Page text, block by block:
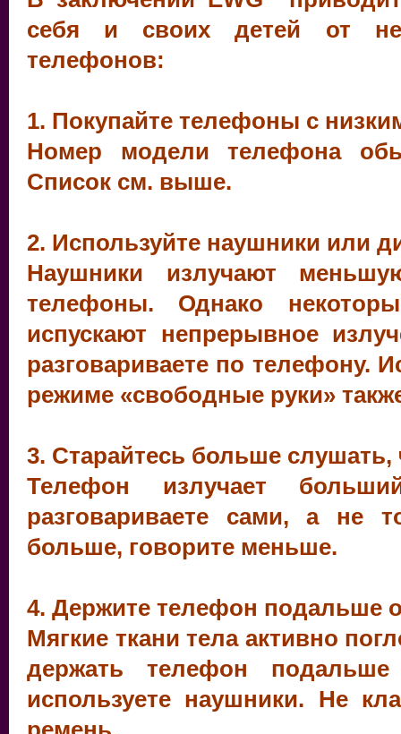
себя и своих детей от
телефонов:
1. Покупайте телефоны с
Номер модели телефона
Список см. выше.
2. Используйте наушники или
Наушники излучают
телефоны. Однако
испускают непрерывное
разговариваете по телефону.
режиме «свободные руки»
3. Старайтесь больше слушать,
Телефон излучает
разговариваете сами, а не
больше, говорите меньше.
4. Держите телефон подальше
Мягкие ткани тела активно
держать телефон
используете наушники. Не